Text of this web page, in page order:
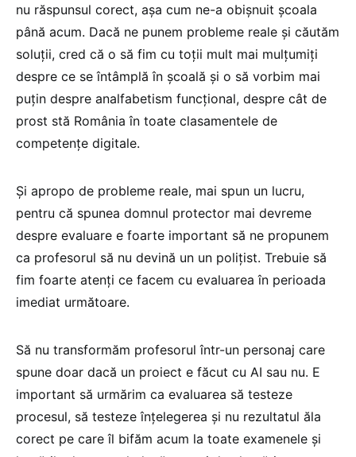
nu răspunsul corect, așa cum ne-a obișnuit școala
până acum. Dacă ne punem probleme reale și căutăm
soluții, cred că o să fim cu toții mult mai mulțumiți
despre ce se întâmplă în școală și o să vorbim mai
puțin despre analfabetism funcțional, despre cât de
prost stă România în toate clasamentele de
competențe digitale.
Și apropo de probleme reale, mai spun un lucru,
pentru că spunea domnul protector mai devreme
despre evaluare e foarte important să ne propunem
ca profesorul să nu devină un un polițist. Trebuie să
fim foarte atenți ce facem cu evaluarea în perioada
imediat următoare.
Să nu transformăm profesorul într-un personaj care
spune doar dacă un proiect e făcut cu AI sau nu. E
important să urmărim ca evaluarea să testeze
procesul, să testeze înțelegerea și nu rezultatul ăla
corect pe care îl bifăm acum la toate examenele și